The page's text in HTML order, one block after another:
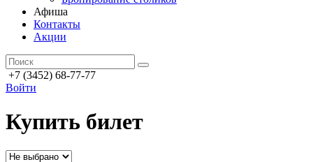
Афиша
Контакты
Акции
+7 (3452) 68-77-77
Войти
Купить билет